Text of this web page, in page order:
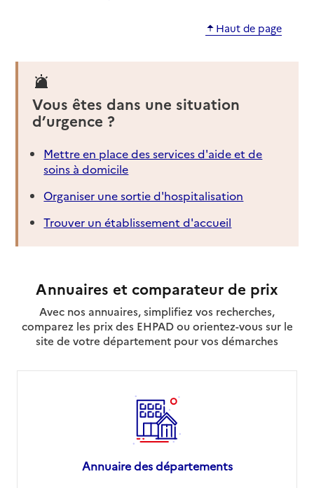
Haut de page
Vous êtes dans une situation
d’urgence ?
Mettre en place des services d'aide et de
soins à domicile
Organiser une sortie d'hospitalisation
Trouver un établissement d'accueil
Annuaires et comparateur de prix
Avec nos annuaires, simplifiez vos recherches,
comparez les prix des EHPAD ou orientez-vous sur le
site de votre département pour vos démarches
Annuaire des départements